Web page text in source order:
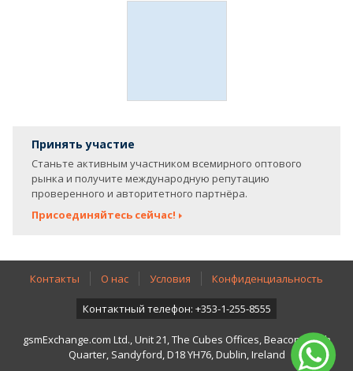
Принять участие
Станьте активным участником всемирного оптового
рынка и получите международную репутацию
проверенного и авторитетного партнёра.
Присоединяйтесь сейчас!
Контакты О нас Условия Конфиденциальность
Контактный телефон: +353-1-255-8555
gsmExchange.com Ltd., Unit 21, The Cubes Offices, Beacon South
Quarter, Sandyford, D18 YH76, Dublin, Ireland